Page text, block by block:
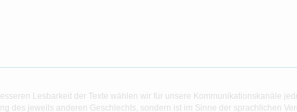
Lesbarkeit der Texte wählen wir für unsere Kommunikationskanäle
des jeweils anderen Geschlechts, sondern ist im Sinne der sprachlichen